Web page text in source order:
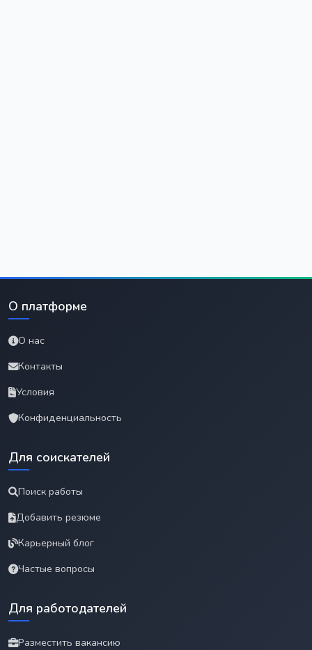
О платформе
О нас
Контакты
Условия
Конфиденциальность
Для соискателей
Поиск работы
Добавить резюме
Карьерный блог
Частые вопросы
Для работодателей
Разместить вакансию